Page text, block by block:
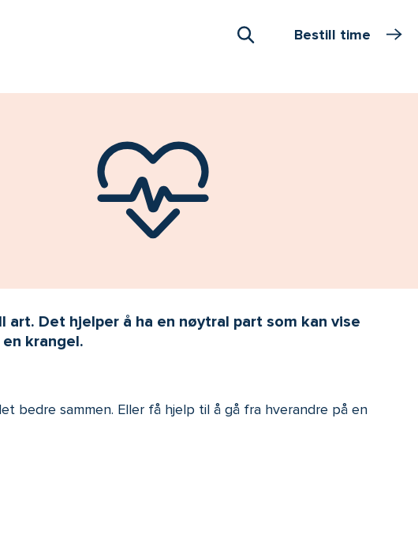
Bestill time
Det hjelper å ha en nøytral part som kan vise
krangel.
bedre sammen. Eller få hjelp til å gå fra hverandre på en